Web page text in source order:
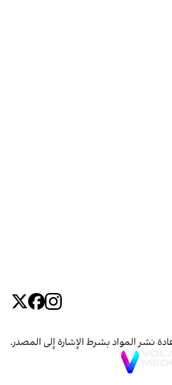
نشر المواد بشرط الإشارة إلى المصدر.